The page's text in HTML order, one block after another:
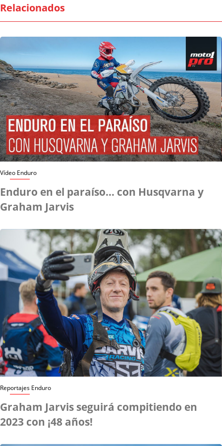
Relacionados
Vídeo Enduro
Enduro en el paraíso… con Husqvarna y
Graham Jarvis
Reportajes Enduro
Graham Jarvis seguirá compitiendo en
2023 con ¡48 años!